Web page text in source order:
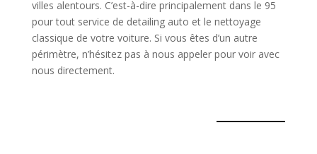
villes alentours. C’est-à-dire principalement dans le 95
pour tout service de detailing auto et le nettoyage
classique de votre voiture. Si vous êtes d’un autre
périmètre, n’hésitez pas à nous appeler pour voir avec
nous directement.